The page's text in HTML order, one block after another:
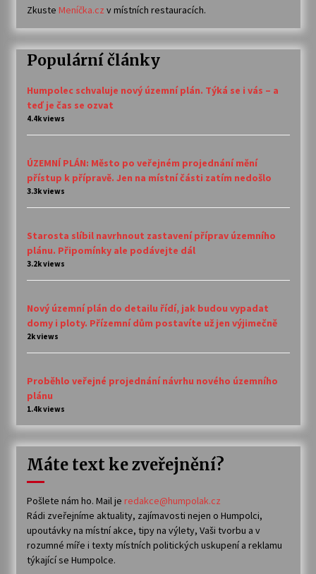
Zkuste Meníčka.cz v místních restauracích.
Populární články
Humpolec schvaluje nový územní plán. Týká se i vás – a
teď je čas se ozvat
4.4k views
ÚZEMNÍ PLÁN: Město po veřejném projednání mění
přístup k přípravě. Jen na místní části zatím nedošlo
3.3k views
Starosta slíbil navrhnout zastavení příprav územního
plánu. Připomínky ale podávejte dál
3.2k views
Nový územní plán do detailu řídí, jak budou vypadat
domy i ploty. Přízemní dům postavíte už jen výjimečně
2k views
Proběhlo veřejné projednání návrhu nového územního
plánu
1.4k views
Máte text ke zveřejnění?
Pošlete nám ho. Mail je redakce@humpolak.cz
Rádi zveřejníme aktuality, zajímavosti nejen o Humpolci,
upoutávky na místní akce, tipy na výlety, Vaši tvorbu a v
rozumné míře i texty místních politických uskupení a reklamu
týkající se Humpolce.